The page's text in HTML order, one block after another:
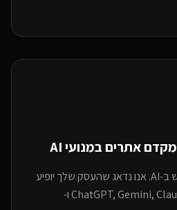
מקדם אתרים במנועי AI
הלקוחות שלך עברו לחפש ב-AI. אנו נדאג שהעסק שלך יופיע
כתשובה המומלצת ב-ChatGPT, Gemini, Claude ו-